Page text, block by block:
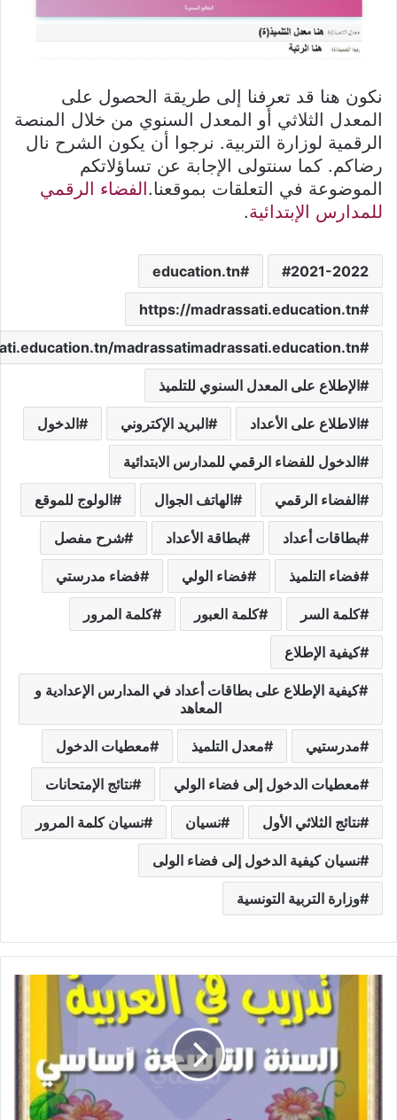
نكون هنا قد تعرفنا إلى طريقة الحصول على
المعدل الثلاثي أو المعدل السنوي من خلال المنصة
الرقمية لوزارة التربية. نرجوا أن يكون الشرح نال
رضاكم. كما سنتولى الإجابة عن تساؤلاتكم
الموضوعة في التعلقات بموقعنا.الفضاء الرقمي
للمدارس الإبتدائية.
2021-2022
education.tn
https://madrassati.education.tn
madrassatimadrassati.education.tn
الإطلاع على المعدل السنوي للتلميذ
الاطلاع على الأعداد البريد الإكتروني الدخول
الدخول للفضاء الرقمي للمدارس الابتدائية
الفضاء الرقمي الهاتف الجوال الولوج للموقع
بطاقات أعداد بطاقة الأعداد شرح مفصل
فضاء التلميذ فضاء الولي فضاء مدرستي
كلمة السر كلمة العبور كلمة المرور
كيفية الإطلاع
كيفية الإطلاع على بطاقات أعداد في المدارس الإعدادية و
المعاهد
مدرستيي معدل التلميذ معطيات الدخول
معطيات الدخول إلى فضاء الولي نتائج الإمتحانات
نتائج الثلاثي الأول نسيان نسيان كلمة المرور
نسيان كيفية الدخول إلى فضاء الولى
وزارة التربية التونسية
تدريب
في
مادة
-محور
العمل
السنة